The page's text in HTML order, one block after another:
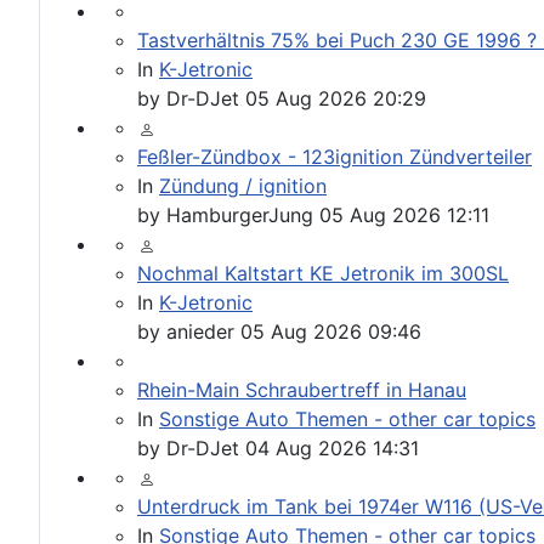
Tastverhältnis 75% bei Puch 230 GE 1996
In K-Jetronic
by Dr-DJet 05 Aug 2026 20:29
Feßler-Zündbox - 123ignition Zündverteiler
In Zündung / ignition
by HamburgerJung 05 Aug 2026 12:11
Nochmal Kaltstart KE Jetronik im 300SL
In K-Jetronic
by anieder 05 Aug 2026 09:46
Rhein-Main Schraubertreff in Hanau
In Sonstige Auto Themen - other car topics
by Dr-DJet 04 Aug 2026 14:31
Unterdruck im Tank bei 1974er W116 (US-
In Sonstige Auto Themen - other car topics